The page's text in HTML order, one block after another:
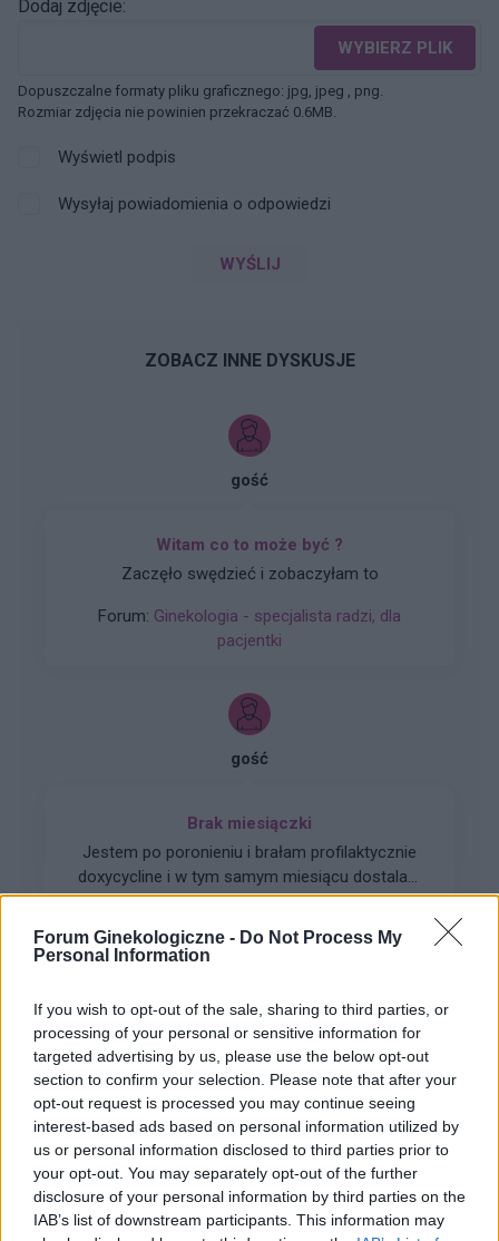
Forum Ginekologiczne - Do Not Process My
Personal Information
If you wish to opt-out of the sale, sharing to third parties, or
processing of your personal or sensitive information for
targeted advertising by us, please use the below opt-out
section to confirm your selection. Please note that after your
opt-out request is processed you may continue seeing
interest-based ads based on personal information utilized by
us or personal information disclosed to third parties prior to
your opt-out. You may separately opt-out of the further
disclosure of your personal information by third parties on the
IAB’s list of downstream participants. This information may
Dodaj zdjęcie:
WYBIERZ PLIK
Dopuszczalne formaty pliku graficznego: jpg, jpeg , png.
Rozmiar zdjęcia nie powinien przekraczać 0.6MB.
Wyświetl podpis
Wysyłaj powiadomienia o odpowiedzi
WYŚLIJ
ZOBACZ INNE DYSKUSJE
gość
Witam co to może być ?
Zaczęło swędzieć i zobaczyłam to
Forum: Ginekologia - specjalista radzi, dla
pacjentki
gość
Brak miesiączki
Jestem po poronieniu i brałam profilaktycznie
doxycycline i w tym samym miesiącu dostalam
zapalenie pęcherza moczowego i brałam też
furaginum i witaminę c , nie dostałam okresu od
10 dni ,ciąża wykluczona beta HCG
usłyszałam tylko że on nic tu nie widzi i że
endometrium bardzo cieniutkie .moje pytanie
czy okres powinien przyjść w tym miesiącu czy
to coś poważniejszego ?
pacjentki
gość
Ryzyko
Dzień dobry, w czwartek miałam stosunek w
sobotę dostałam krwawienie z odstawienia i
trwało do poniedziałku. W niedzielę zaczęłam
nowe opakowanie tabletek pierwsza wzięłam
Forum:Antykoncepcja